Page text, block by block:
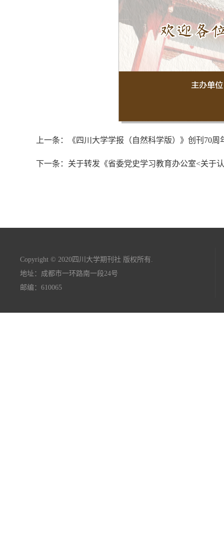
上一条：《四川大学学报（自然科学版）》创刊70
下一条：关于转发《省委党史学习教育办公室<关于
Copyright © 2020四川大学期刊社 版权所有.
地址：成都市一环路南一段24号
邮编：610065